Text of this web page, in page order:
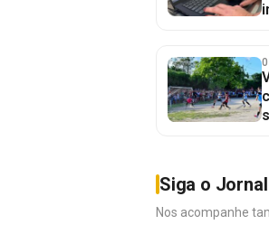
Siga o
Nos acompanhe